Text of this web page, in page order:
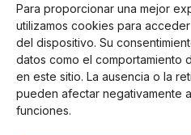
Para proporcionar una mejor
utilizamos cookies para
del dispositivo. Su
datos como el comportamiento
en este sitio. La ausencia o la
pueden afectar negativamente
funciones.
Online Casino
Mejores